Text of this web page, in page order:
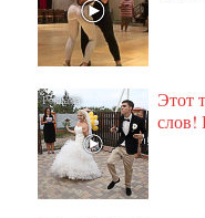
Этот
слов!